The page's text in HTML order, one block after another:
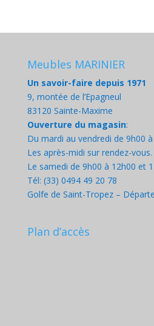
Meubles MARINIER
Un savoir-faire depuis 1971
9, montée de l’Epagneul
83120 Sainte-Maxime
Ouverture du magasin:
Du mardi au vendredi de 9h00
Les après-midi sur rendez-vous.
Le samedi de 9h00 à 12h00 et
Tél: (33) 0494 49 20 78
Golfe de Saint-Tropez –
Plan d’accès